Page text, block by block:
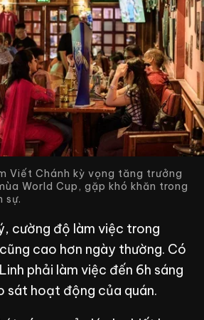
Viết Chánh kỳ vọng tăng trưởng
World Cup, gặp khó khăn trong
sự.
cường độ làm việc trong
cao hơn ngày thường. Có
phải làm việc đến 6h sáng
sát hoạt động của quán.